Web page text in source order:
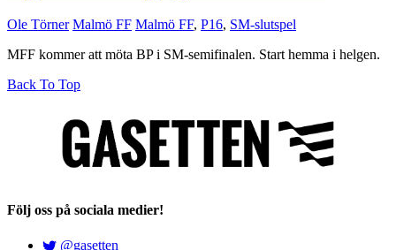
Ole Törner Malmö FF Malmö FF, P16, SM-slutspel
MFF kommer att möta BP i SM-semifinalen. Start hemma i helgen.
Back To Top
Följ oss på sociala medier!
@gasetten